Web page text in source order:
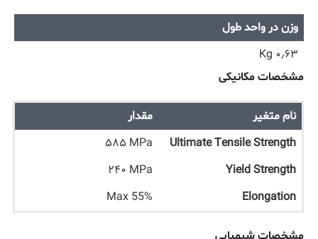
وزن در واحد طول
۰٫۶۳ Kg
مشخصات مکانیکی
نام متغیر
مقدار
Ultimate Tensile Strength
۵۸۵ MPa
Yield Strength
۲۴۰ MPa
Elongation
Max 55%